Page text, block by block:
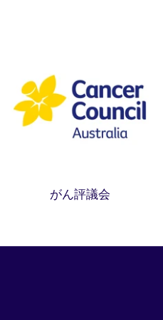
がん評議会